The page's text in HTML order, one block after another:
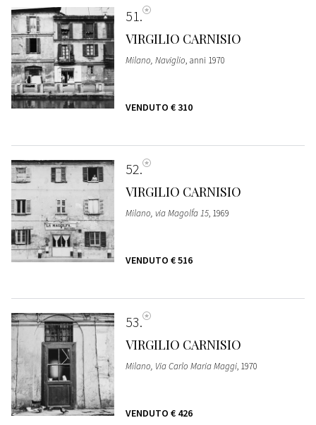
51
VIRGILIO CARNISIO
Milano, Naviglio, anni 1970
VENDUTO € 310
52
VIRGILIO CARNISIO
Milano, via Magolfa 15, 1969
VENDUTO € 516
53
VIRGILIO CARNISIO
Milano, Via Carlo Maria Maggi, 1970
VENDUTO € 426